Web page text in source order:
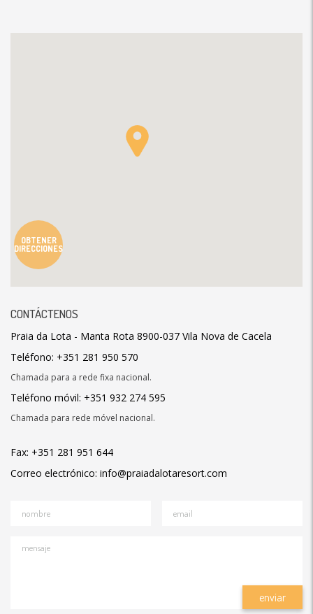
OBTENER
DIRECCIONES
CONTÁCTENOS
Praia da Lota - Manta Rota 8900-037 Vila Nova de Cacela
Teléfono: +351 281 950 570
Chamada para a rede fixa nacional.
Teléfono móvil: +351 932 274 595
Chamada para rede móvel nacional.
Fax: +351 281 951 644
Correo electrónico: info@praiadalotaresort.com
nombre email
mensaje